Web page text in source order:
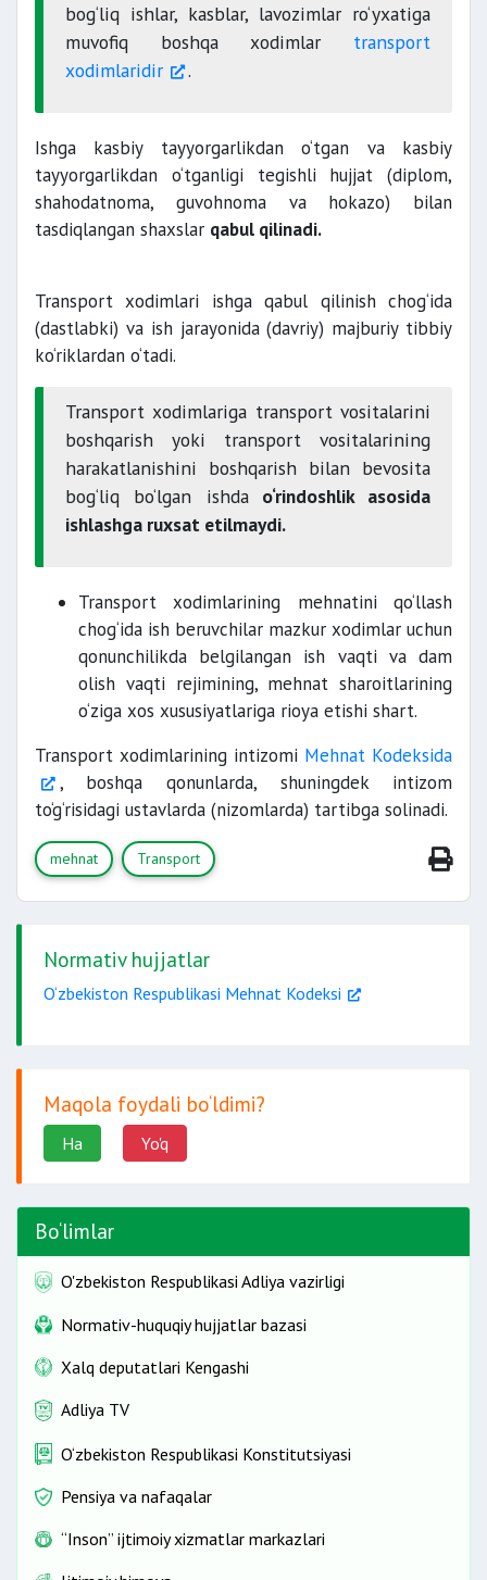
bog‘liq ishlar, kasblar, lavozimlar ro‘yxatiga
muvofiq boshqa xodimlar transport
xodimlaridir
.
Ishga kasbiy tayyorgarlikdan o‘tgan va kasbiy
tayyorgarlikdan o‘tganligi tegishli hujjat (diplom,
shahodatnoma, guvohnoma va hokazo) bilan
tasdiqlangan shaxslar qabul qilinadi.
Transport xodimlari ishga qabul qilinish chog‘ida
(dastlabki) va ish jarayonida (davriy) majburiy tibbiy
ko‘riklardan o‘tadi.
Transport xodimlariga transport vositalarini
boshqarish yoki transport vositalarining
harakatlanishini boshqarish bilan bevosita
bog‘liq bo‘lgan ishdao‘rindoshlik asosida
ishlashga ruxsat etilmaydi.
Transport xodimlarining mehnatini qo‘llash
chog‘ida ish beruvchilar mazkur xodimlar uchun
qonunchilikda belgilangan ish vaqti va dam
olish vaqti rejimining, mehnat sharoitlarining
o‘ziga xos xususiyatlariga rioya etishi shart.
Transport xodimlarining intizomi Mehnat Kodeksida
, boshqa qonunlarda, shuningdek intizom
to‘g‘risidagi ustavlarda (nizomlarda) tartibga solinadi.
mehnat Transport
Normativ hujjatlar
O‘zbekiston Respublikasi Mehnat Kodeksi
Maqola foydali bo‘ldimi?
Ha Yo'q
Bo‘limlar
O'zbekiston Respublikasi Adliya vazirligi
Normativ-huquqiy hujjatlar bazasi
Xalq deputatlari Kengashi
Adliya TV
O‘zbekiston Respublikasi Konstitutsiyasi
Pensiya va nafaqalar
“Inson” ijtimoiy xizmatlar markazlari